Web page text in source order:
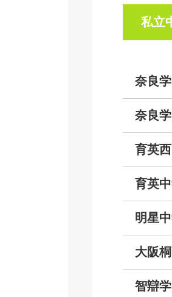
私立
奈良
奈良
育英
育英
明星
大阪
智辯